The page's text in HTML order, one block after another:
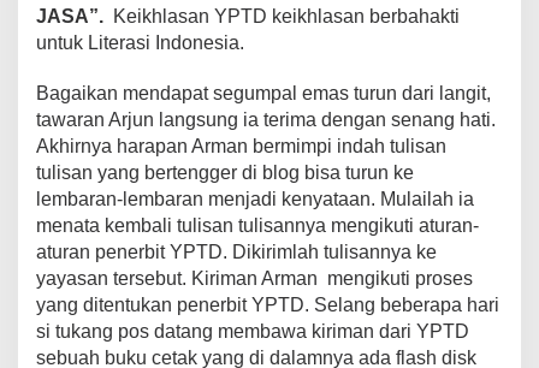
JASA”. Keikhlasan YPTD keikhlasan berbahakti
untuk Literasi Indonesia.
Bagaikan mendapat segumpal emas turun dari langit,
tawaran Arjun langsung ia terima dengan senang hati.
Akhirnya harapan Arman bermimpi indah tulisan
tulisan yang bertengger di blog bisa turun ke
lembaran-lembaran menjadi kenyataan. Mulailah ia
menata kembali tulisan tulisannya mengikuti aturan-
aturan penerbit YPTD. Dikirimlah tulisannya ke
yayasan tersebut. Kiriman Arman mengikuti proses
yang ditentukan penerbit YPTD. Selang beberapa hari
si tukang pos datang membawa kiriman dari YPTD
sebuah buku cetak yang di dalamnya ada flash disk